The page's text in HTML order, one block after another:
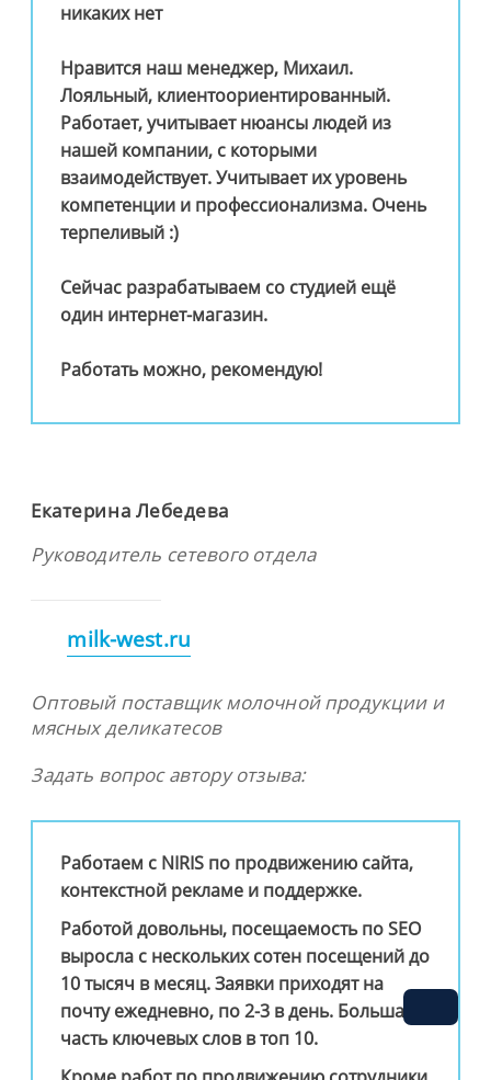
никаких нет
Нравится наш менеджер, Михаил.
Лояльный, клиентоориентированный.
Работает, учитывает нюансы людей из
нашей компании, с которыми
взаимодействует. Учитывает их уровень
компетенции и профессионализма. Очень
терпеливый :)
Сейчас разрабатываем со студией ещё
один интернет-магазин.
Работать можно, рекомендую!
Екатерина Лебедева
Руководитель сетевого отдела
milk-west.ru
Оптовый поставщик молочной продукции и
мясных деликатесов
Задать вопрос автору отзыва:
Работаем с NIRIS по продвижению сайта,
контекстной рекламе и поддержке.
Работой довольны, посещаемость по SEO
выросла с нескольких сотен посещений до
10 тысяч в месяц. Заявки приходят на
почту ежедневно, по 2-3 в день. Большая
часть ключевых слов в топ 10.